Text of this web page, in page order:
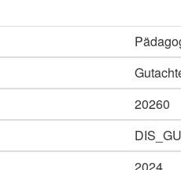
20260